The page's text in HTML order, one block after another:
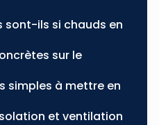
sont-ils si chauds en
sur le
simples à mettre en
et ventilation